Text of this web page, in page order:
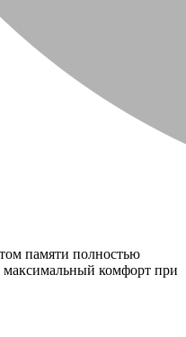
памяти полностью
максимальный комфорт при